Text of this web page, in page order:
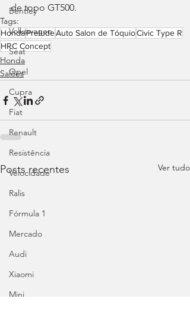
Bentley
Volkswagen
Seat
Opel
Cupra
Fiat
Renault
Resistência
Velocidade
Ralis
Fórmula 1
Mercado
Audi
Xiaomi
Mini
de topo GT500.
Tags:
HondaPreludeAuto Salon de TóquioCivic Type R
HRC Concept
Honda
Salões
Posts recentes Ver tudo